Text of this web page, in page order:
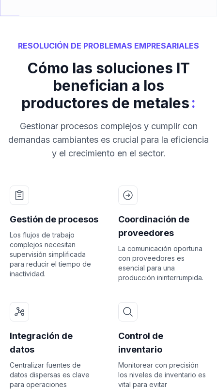
RESOLUCIÓN DE PROBLEMAS EMPRESARIALES
Cómo las soluciones IT
benefician a los
productores de metales:
Gestionar procesos complejos y cumplir con
demandas cambiantes es crucial para la eficiencia
y el crecimiento en el sector.
Gestión de procesos
Los flujos de trabajo
complejos necesitan
supervisión simplificada
para reducir el tiempo de
inactividad.
Coordinación de
proveedores
La comunicación oportuna
con proveedores es
esencial para una
producción ininterrumpida.
Integración de
datos
Centralizar fuentes de
datos dispersas es clave
para operaciones
Control de
inventario
Monitorear con precisión
los niveles de inventario es
vital para evitar